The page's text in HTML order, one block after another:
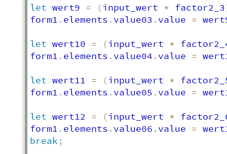
let wert9 = (input_wert * factor2_3
form1 . elements . value03 . value =
let wert10 = (input_wert *
form1 . elements . value04 . value =
let wert11 = (input_wert *
form1 . elements . value05 . value =
let wert12 = (input_wert *
form1 . elements . value06 . value =
break ;